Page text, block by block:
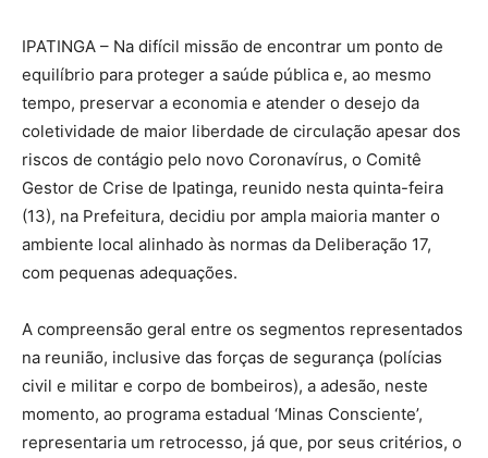
IPATINGA – Na difícil missão de encontrar um ponto de
equilíbrio para proteger a saúde pública e, ao mesmo
tempo, preservar a economia e atender o desejo da
coletividade de maior liberdade de circulação apesar dos
riscos de contágio pelo novo Coronavírus, o Comitê
Gestor de Crise de Ipatinga, reunido nesta quinta-feira
(13), na Prefeitura, decidiu por ampla maioria manter o
ambiente local alinhado às normas da Deliberação 17,
com pequenas adequações.
A compreensão geral entre os segmentos representados
na reunião, inclusive das forças de segurança (polícias
civil e militar e corpo de bombeiros), a adesão, neste
momento, ao programa estadual ‘Minas Consciente’,
representaria um retrocesso, já que, por seus critérios, o